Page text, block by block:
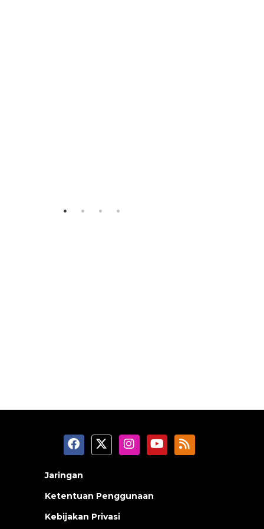
Jaringan
Ketentuan Penggunaan
Kebijakan Privasi